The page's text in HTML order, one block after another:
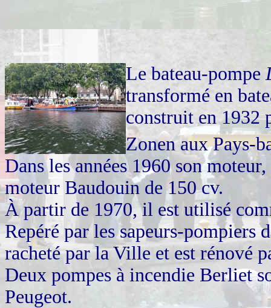
Le bateau-pompe
transformé en
construit en 1932
Zonen aux Pays-
Dans les années 1960 son
moteur Baudouin de 150 cv.
À partir de 1970, il est utilisé
Repéré par les sapeurs-
racheté par la Ville et est rénové
Deux pompes à incendie Berliet
Peugeot.